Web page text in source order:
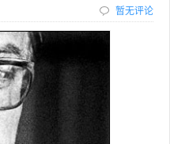
暂无评论